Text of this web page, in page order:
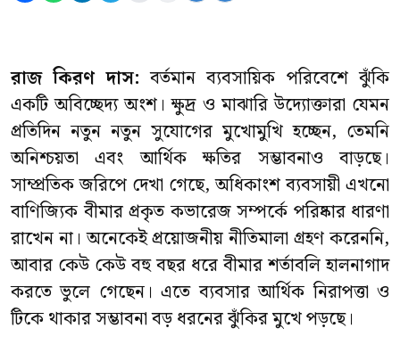
রাজ কিরণ দাস: বর্তমান ব্যবসায়িক পরিবেশে ঝুঁকি
একটি অবিচ্ছেদ্য অংশ। ক্ষুদ্র ও মাঝারি উদ্যোক্তারা যেমন
প্রতিদিন নতুন নতুন সুযোগের মুখোমুখি হচ্ছেন, তেমনি
অনিশ্চয়তা এবং আর্থিক ক্ষতির সম্ভাবনাও বাড়ছে।
সাম্প্রতিক জরিপে দেখা গেছে, অধিকাংশ ব্যবসায়ী এখনো
বাণিজ্যিক বীমার প্রকৃত কভারেজ সম্পর্কে পরিষ্কার ধারণা
রাখেন না। অনেকেই প্রয়োজনীয় নীতিমালা গ্রহণ করেননি,
আবার কেউ কেউ বহু বছর ধরে বীমার শর্তাবলি হালনাগাদ
করতে ভুলে গেছেন। এতে ব্যবসার আর্থিক নিরাপত্তা ও
টিকে থাকার সম্ভাবনা বড় ধরনের ঝুঁকির মুখে পড়ছে।